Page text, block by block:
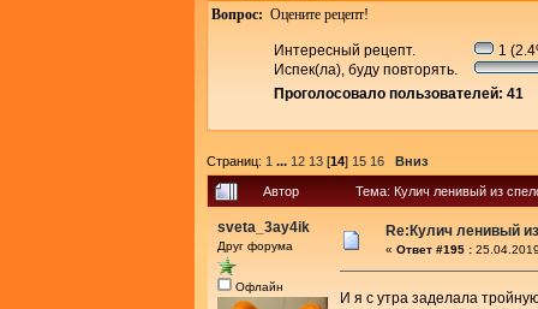
Вопрос: Оцените рецепт!
Интересный рецепт.
1
Испек(ла), буду повторять.
Проголосовало пользователей: 41
Страниц: 1 ... 12 13 [14] 15 16 Вниз
Автор Тема: Кулич ленивый из
sveta_3ay4ik
Друг форума
Офлайн
Re:Кулич ленивый
« Ответ #195 :
И я с утра заделала